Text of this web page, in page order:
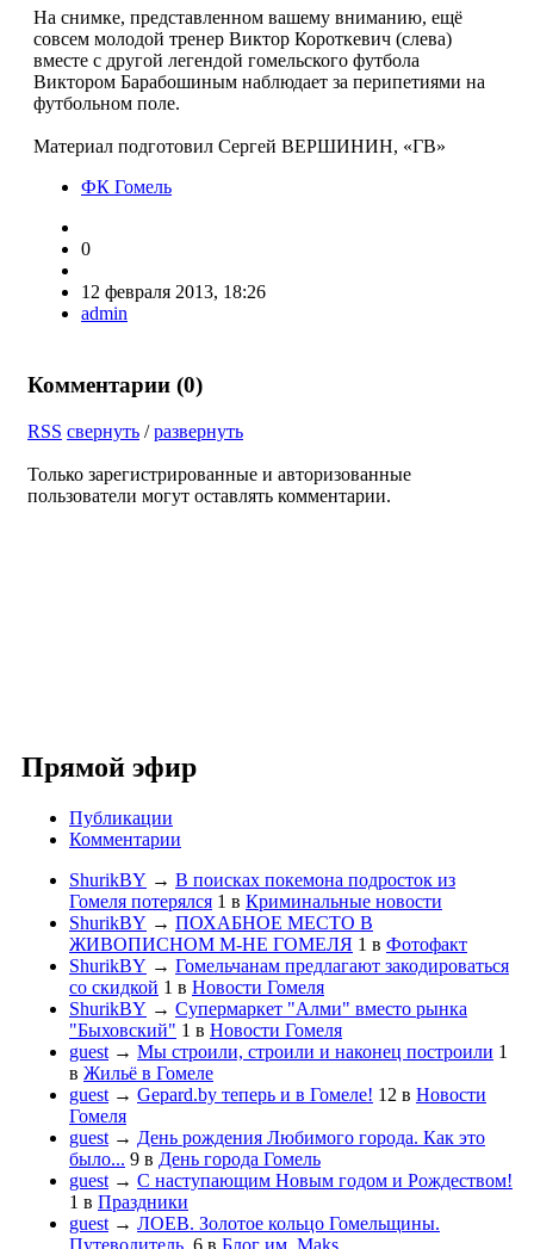
На снимке, представленном вашему вниманию, ещё
совсем молодой тренер Виктор Короткевич (слева)
вместе с другой легендой гомельского футбола
Виктором Барабошиным наблюдает за перипетиями на
футбольном поле.
Материал подготовил Сергей ВЕРШИНИН, «ГВ»
ФК Гомель
0
12 февраля 2013, 18:26
admin
Комментарии (0)
RSS свернуть /развернуть
Только зарегистрированные и авторизованные
пользователи могут оставлять комментарии.
Прямой эфир
Публикации
Комментарии
ShurikBY → В поисках покемона подросток из
Гомеля потерялся 1 в Криминальные новости
ShurikBY → ПОХАБНОЕ МЕСТО В
ЖИВОПИСНОМ М-НЕ ГОМЕЛЯ 1 в Фотофакт
ShurikBY → Гомельчанам предлагают закодироваться
со скидкой 1 в Новости Гомеля
ShurikBY → Супермаркет "Алми" вместо рынка
"Быховский" 1 в Новости Гомеля
guest → Мы строили, строили и наконец построили 1
в Жильё в Гомеле
guest → Gepard.by теперь и в Гомеле! 12 в Новости
Гомеля
guest → День рождения Любимого города. Как это
было... 9 в День города Гомель
guest → С наступающим Новым годом и Рождеством!
1 в Праздники
guest → ЛОЕВ. Золотое кольцо Гомельщины.
Путеводитель. 6 в Блог им. Maks